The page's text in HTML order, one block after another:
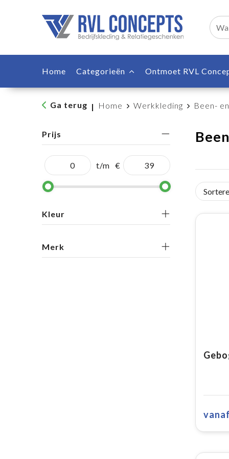
Home Categorieën Ontmoet RVL
Ga terug | Home Werkkleding Been-
Prijs
t/m €
Kleur
Merk